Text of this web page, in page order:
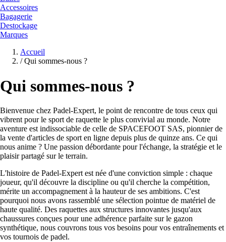
Accessoires
Bagagerie
Destockage
Marques
Accueil
/ Qui sommes-nous ?
Qui sommes-nous ?
Bienvenue chez Padel-Expert, le point de rencontre de tous ceux qui
vibrent pour le sport de raquette le plus convivial au monde. Notre
aventure est indissociable de celle de SPACEFOOT SAS, pionnier de
la vente d'articles de sport en ligne depuis plus de quinze ans. Ce qui
nous anime ? Une passion débordante pour l'échange, la stratégie et le
plaisir partagé sur le terrain.
L'histoire de Padel-Expert est née d'une conviction simple : chaque
joueur, qu'il découvre la discipline ou qu'il cherche la compétition,
mérite un accompagnement à la hauteur de ses ambitions. C'est
pourquoi nous avons rassemblé une sélection pointue de matériel de
haute qualité. Des raquettes aux structures innovantes jusqu'aux
chaussures conçues pour une adhérence parfaite sur le gazon
synthétique, nous couvrons tous vos besoins pour vos entraînements et
vos tournois de padel.